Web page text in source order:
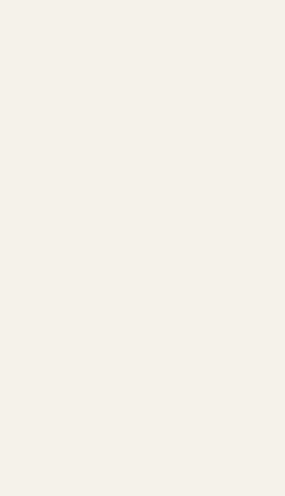
indispensabile per
quotidiana con il proprio
oltre, visita
tuo cane il massimo
Consigliati